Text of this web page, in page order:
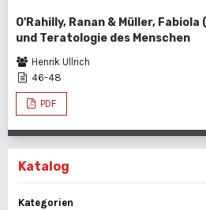
O'Rahilly, Ranan & Müller,
und Teratologie des Menschen
Henrik Ullrich
46-48
PDF
Katalog
Kategorien